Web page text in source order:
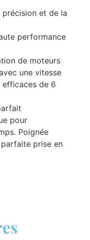
et de la
performance
de moteurs
une vitesse
de 6
pour
Poignée
prise en